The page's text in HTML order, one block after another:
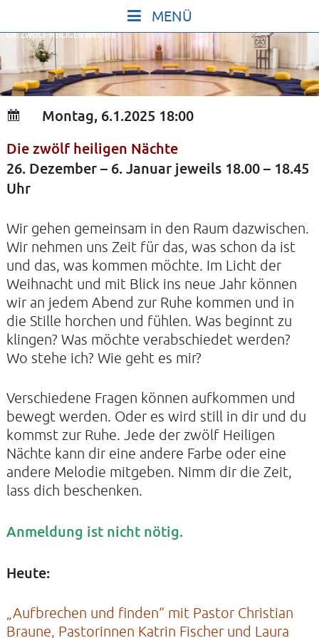
content
START
IN STILLE SEIN
SINGEN UND SCHWEIGEN
BEWEGEN UND TANZEN
GOTT UND DAS LEBEN FEIERN
HEILKRAFT DES KÖRPERS
JUGENDLICHE
VORTRÄGE
KONZERTE
ALLE TERMINE
KONTAKTE
SO KOMMEN SIE ZU UNS
UNSER PROFIL
FILM ZUR KIRCHE DER STILLE
FÖRDERVEREIN
VERMIETUNG
IMPRESSUM
DIE ZWÖLF HEILIGEN NÄCHTE
Montag, 6.1.2025 18:00
Die zwölf heiligen Nächte
26. Dezember – 6. Januar jeweils 18.00 – 18.45
Uhr
Wir gehen gemeinsam in den Raum dazwischen.
Wir nehmen uns Zeit für das, was schon da ist
und das, was kommen möchte. Im Licht der
Weihnacht und mit Blick ins neue Jahr können
wir an jedem Abend zur Ruhe kommen und in
die Stille horchen und fühlen. Was beginnt zu
klingen? Was möchte verabschiedet werden?
Wo stehe ich? Wie geht es mir?
Verschiedene Fragen können aufkommen und
bewegt werden. Oder es wird still in dir und du
kommst zur Ruhe. Jede der zwölf Heiligen
Nächte kann dir eine andere Farbe oder eine
andere Melodie mitgeben. Nimm dir die Zeit,
lass dich beschenken.
Anmeldung ist nicht nötig.
Heute:
„Aufbrechen und finden“ mit Pastor Christian
Braune, Pastorinnen Katrin Fischer und Laura